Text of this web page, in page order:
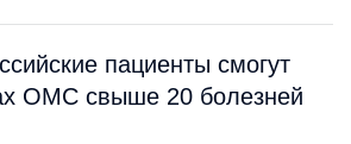
пациенты смогут
ОМС свыше 20 болезней